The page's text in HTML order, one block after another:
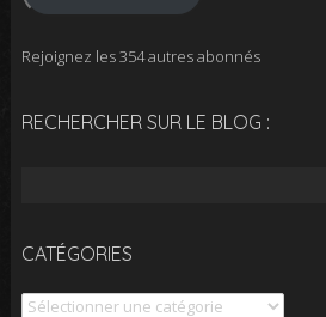
Rejoignez les 354 autres abonnés
RECHERCHER SUR LE BLOG :
CATÉGORIES
Catégories